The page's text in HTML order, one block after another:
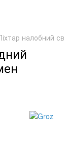
налобний